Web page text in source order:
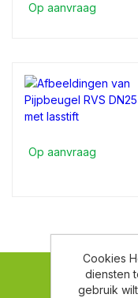
Op aanvraag
Op aanvraag
Cookies
diensten
gebruik